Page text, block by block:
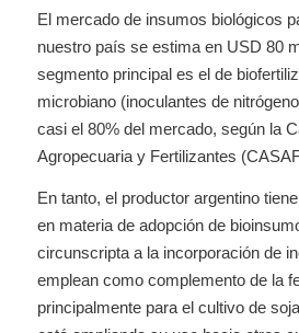
El mercado de insumos biológicos
nuestro país se estima en USD 80
segmento principal es el de
microbiano (inoculantes de
casi el 80% del mercado, según la
Agropecuaria y Fertilizantes
En tanto, el productor argentino
en materia de adopción de
circunscripta a la incorporación de
emplean como complemento de la
principalmente para el cultivo de